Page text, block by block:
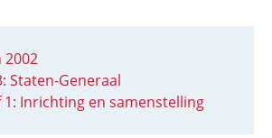
2002
Staten-Generaal
1: Inrichting en samenstelling